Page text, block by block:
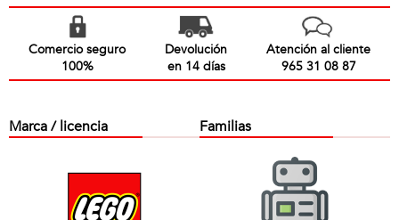
Comercio seguro
100%
Devolución
en 14 días
Atención al cliente
965 31 08 87
Marca / licencia Familias